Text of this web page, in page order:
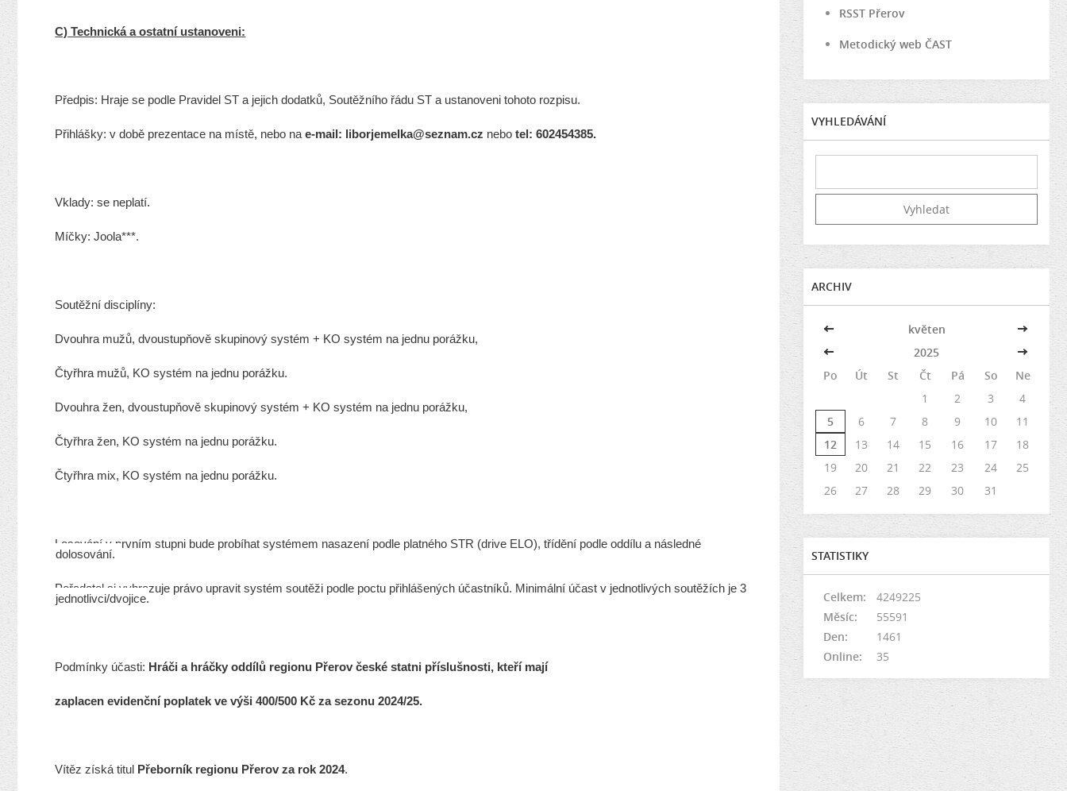
C) Technická a ostatní ustanoveni:
Předpis: Hraje se podle Pravidel ST a jejich dodatků, Soutěžního řádu ST a ustanoveni tohoto rozpisu.
Přihlášky: v době prezentace na místě, nebo nae-mail: liborjemelka@seznam.cz nebotel: 602454385.
Vklady: se neplatí.
Míčky: Joola***.
Soutěžní disciplíny:
Dvouhra mužů, dvoustupňově skupinový systém + KO systém na jednu porážku,
Čtyřhra mužů, KO systém na jednu porážku.
Dvouhra žen, dvoustupňově skupinový systém + KO systém na jednu porážku,
Čtyřhra žen, KO systém na jednu porážku.
Čtyřhra mix, KO systém na jednu porážku.
Losování v prvním stupni bude probíhat systémem nasazení podle platného STR (drive ELO), třídění podle oddílu a následné
dolosování.
Pořadatel si vyhrazuje právo upravit systém soutěži podle poctu přihlášených účastníků. Minimální účast v jednotlivých soutěžích je 3
jednotlivci/dvojice.
Podmínky účasti: Hráči a hráčky oddílů regionu Přerov české statni příslušnosti, kteří mají
zaplacen evidenční poplatek ve výši 400/500 Kč za sezonu 2024/25.
Vítěz získá titul Přeborník regionu Přerov za rok 2024.
RSST Přerov
Metodický web ČAST
VYHLEDÁVÁNÍ
ARCHIV
<< květen
>>
<<
2025
>>
Po
Út St Čt Pá So
Ne
1
2 3
4
5
6 7 8 9 10
11
12
13 14 15 16 17
18
19
20 21 22 23 24
25
26
27 28 29 30 31
STATISTIKY
Online: 35
Celkem:
4249225
Měsíc:
55591
Den:
1461